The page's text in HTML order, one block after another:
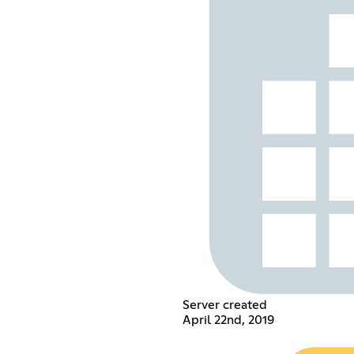
Server created
April 22nd, 2019